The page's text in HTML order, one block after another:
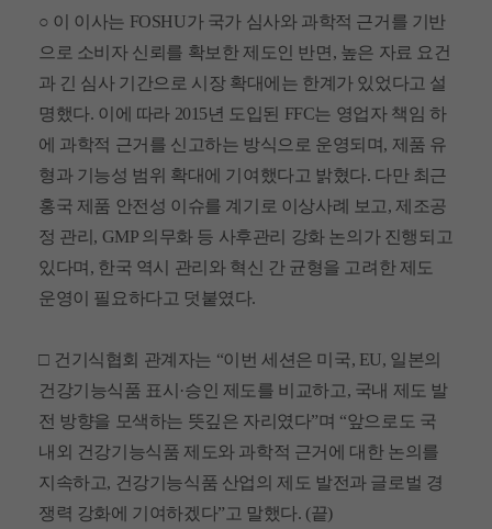
○ 이 이사는 FOSHU가 국가 심사와 과학적 근거를 기반
으로 소비자 신뢰를 확보한 제도인 반면, 높은 자료 요건
과 긴 심사 기간으로 시장 확대에는 한계가 있었다고 설
명했다. 이에 따라 2015년 도입된 FFC는 영업자 책임 하
에 과학적 근거를 신고하는 방식으로 운영되며 , 제품 유
형과 기능성 범위 확대에 기여했다고 밝혔다. 다만 최근
홍국 제품 안전성 이슈를 계기로 이상사례 보고,제조공
정 관리 , GMP 의무화 등 사후관리 강화 논의가 진행되고
있다며 , 한국 역시 관리와 혁신 간 균형을 고려한 제도
운영이 필요하다고 덧붙였다.
□ 건기식협회 관계자는 “이번 세션은 미국, EU, 일본의
건강기능식품 표시 ·승인 제도를 비교하고, 국내 제도 발
전 방향을 모색하는 뜻깊은 자리였다”며 “앞으로도 국
내외 건강기능식품 제도와 과학적 근거에 대한 논의를
지속하고, 건강기능식품 산업의 제도 발전과 글로벌 경
쟁력 강화에 기여하겠다”고 말했다. (끝)